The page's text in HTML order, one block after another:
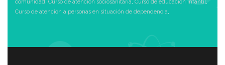
comunidad, Curso de atención sociosanitaria, Curso de educación infantil,
Curso de atención a personas en situación de dependencia,